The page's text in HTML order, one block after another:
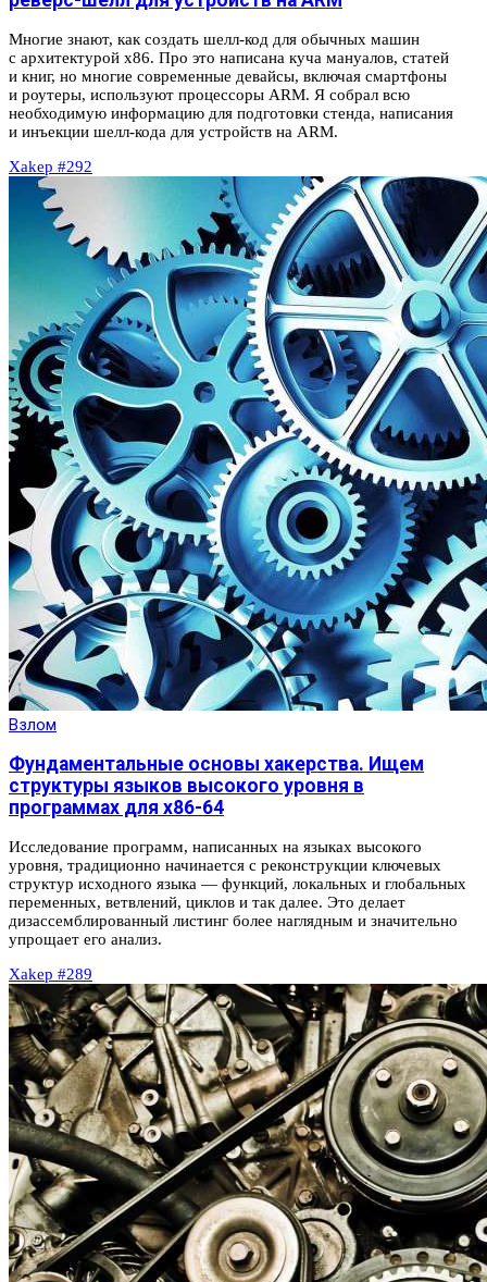
Многие знают, как создать шелл‑код для обычных машин
с архитектурой x86. Про это написана куча мануалов, статей
и книг, но многие современные девайсы, включая смартфоны
и роутеры, используют процессоры ARM. Я собрал всю
необходимую информацию для подготовки стенда, написания
и инъекции шелл‑кода для устройств на ARM.
Xakep #292
Взлом
Фундаментальные основы хакерства. Ищем
структуры языков высокого уровня в
программах для x86-64
Исследование программ, написанных на языках высокого
уровня, традиционно начинается с реконструкции ключевых
структур исходного языка — функций, локальных и глобальных
переменных, ветвлений, циклов и так далее. Это делает
дизассемблированный листинг более наглядным и значительно
упрощает его анализ.
Xakep #289